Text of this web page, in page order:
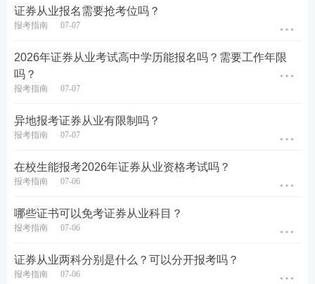
交易、泄露内幕信息的行政处罚都有“没收违法所得，
并处以违法所得1倍以上5倍以下的罚款”。其次，
要多
做题，触类旁通，在重复做题中加深记忆。很多时
候，做题是最简单的记忆诀窍。
证券从业报名需要抢考位吗？
报考指南 07-07
2026年证券从业考试高中学历能报名吗？需要工作年限
吗？
报考指南 07-07
异地报考证券从业有限制吗？
报考指南 07-07
在校生能报考2026年证券从业资格考试吗？
报考指南 07-06
哪些证书可以免考证券从业科目？
报考指南 07-06
证券从业两科分别是什么？可以分开报考吗？
报考指南 07-06